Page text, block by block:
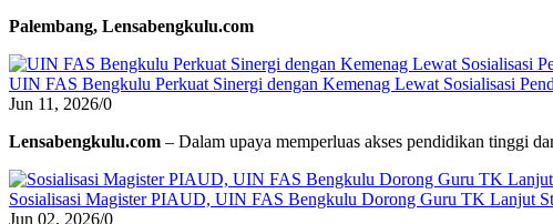
Palembang, Lensabengkulu.com
UIN FAS Bengkulu Perkuat Sinergi dengan Kemenag Lewat Sosialisasi
Jun 11, 2026/0
Lensabengkulu.com – Dalam upaya memperluas akses pendidikan tinggi
Sosialisasi Magister PIAUD, UIN FAS Bengkulu Dorong Guru TK Lanjut
Jun 02, 2026/0